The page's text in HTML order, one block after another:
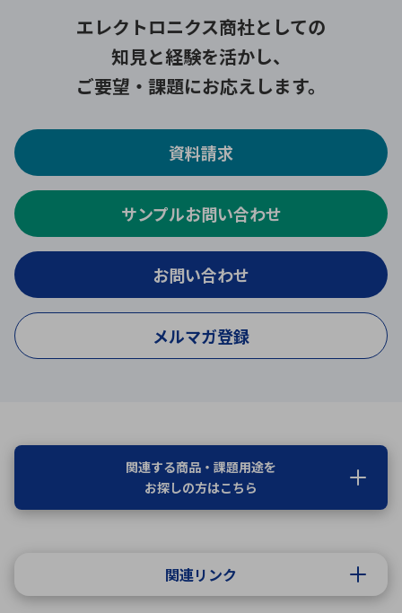
エレクトロニクス商社としての
知見と経験を活かし、
ご要望・課題にお応えします。
資料請求
サンプルお問い合わせ
お問い合わせ
メルマガ登録
関連する商品・課題用途を
お探しの方はこちら
関連リンク